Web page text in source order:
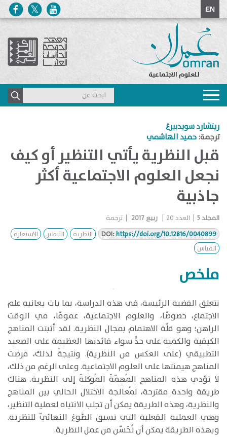
EN
للعلوم الاجتماعية
Toggle
navigation
ريتشارد سويدبيرغ
ترجمة:حميد الهاشمي
قبل النظرية يأتي التنظير أو كيف
نجعل العلوم الاجتماعية أكثر
جاذبية
المجلد5 العدد20 ربيع 2017
ترجمة
DOI:https://doi.org/10.12816/0040899 النظرية التنظير
الاستعارة
القياس
ملخص
​تتعلق القضية الرئيسة، في هذه الدراسة، بما بات يعانيه علم
الاجتماع، خصوصًا، والعلوم الاجتماعية، عمومًا، في الوقت
الراهن؛ وهو قلّة الاهتمام بمجال النظرية. لقد أثبتت المناهج
الكيفية والكمية على حدٍّ سواء فائدتها العظيمة على الصعيد
التطبيقي (على العكس من النظرية). ونتيجةً لذلك، فرضت
المناهج هيمنتها على العلوم الاجتماعية. وعلى الرغم من ذلك،
لا تؤدي هذه المناهج المُهِمّةَ المُوكلةَ إلى النظرية. هناك
طريقة واحدة مقترحة، لمُعالجة الاختلال الحالي بين المناهج
والنظرية، وهذه الطريقة يمكن أن تجلب الانتباه لعملية التنظير،
وهي العملية الفعلية التي تسبق الصَّوغ النهائيّ للنظرية.
وبهذه الطريقة يمكن أن نُحَسّن من عمل النظرية.